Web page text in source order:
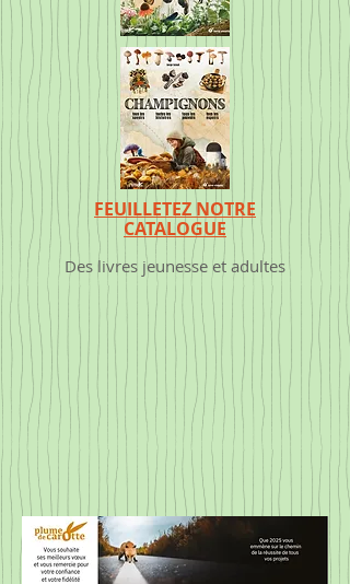
FEUILLETEZ NOTRE
CATALOGUE
Des livres jeunesse et adultes